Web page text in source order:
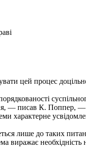
цей процес доцільно
— писав К. Поппер, —
характерне
лише до таких
виражає необхідність